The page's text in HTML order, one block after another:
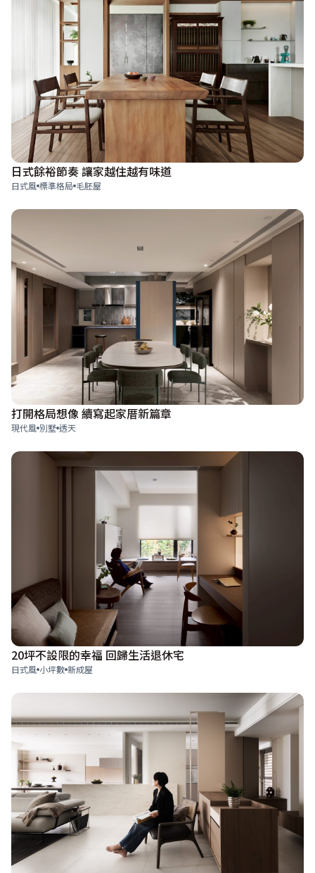
日式餘裕節奏 讓家越住越有味道
日式風 標準格局 毛胚屋
打開格局想像 續寫起家厝新篇章
現代風 別墅 透天
20坪不設限的幸福 回歸生活退休宅
日式風 小坪數 新成屋